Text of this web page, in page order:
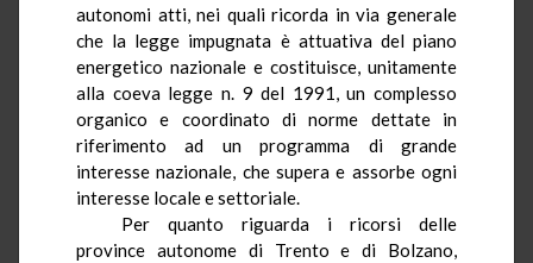
autonomi atti, nei quali ricorda in via generale
che la legge impugnata è attuativa del piano
energetico nazionale e costituisce, unitamente
alla coeva legge n. 9 del 1991, un complesso
organico e coordinato di norme dettate in
riferimento ad un programma di grande
interesse nazionale, che supera e assorbe ogni
interesse locale e settoriale.
Per quanto riguarda i ricorsi delle
province autonome di Trento e di Bolzano,